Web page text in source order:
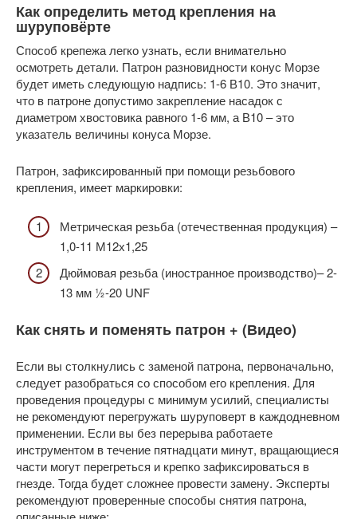
Как определить метод крепления на
шуруповёрте
Способ крепежа легко узнать, если внимательно
осмотреть детали. Патрон разновидности конус Морзе
будет иметь следующую надпись: 1-6 В10. Это значит,
что в патроне допустимо закрепление насадок с
диаметром хвостовика равного 1-6 мм, а В10 – это
указатель величины конуса Морзе.
Патрон, зафиксированный при помощи резьбового
крепления, имеет маркировки:
Метрическая резьба (отечественная продукция) –
1,0-11 М12х1,25
Дюймовая резьба (иностранное производство)– 2-
13 мм ½-20 UNF
Как снять и поменять патрон + (Видео)
Если вы столкнулись с заменой патрона, первоначально,
следует разобраться со способом его крепления. Для
проведения процедуры с минимум усилий, специалисты
не рекомендуют перегружать шуруповерт в каждодневном
применении. Если вы без перерыва работаете
инструментом в течение пятнадцати минут, вращающиеся
части могут перегреться и крепко зафиксироваться в
гнезде. Тогда будет сложнее провести замену. Эксперты
рекомендуют проверенные способы снятия патрона,